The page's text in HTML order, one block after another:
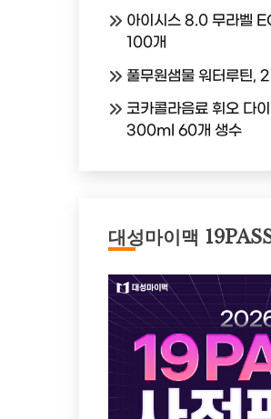
아이시스 8.0 무라벨
100개
풀무원샘물 워터루틴,
코카콜라음료 휘오 다
300ml 60개 생수
대성마이맥